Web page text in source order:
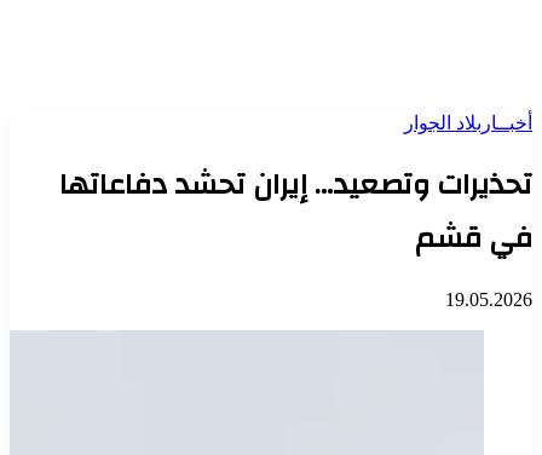
أخبــار بلاد الجوار
تحذيرات وتصعيد… إيران تحشد دفاعاتها
في قشم
19.05.2026